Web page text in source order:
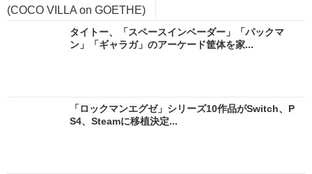
(COCO VILLA on GOETHE)
タイトー、「スペースインベーダー」「パックマ
ン」「ギャラガ」のアーケード筐体を家...
「ロックマンエグゼ」シリーズ10作品がSwitch、P
S4、Steamに移植決定...